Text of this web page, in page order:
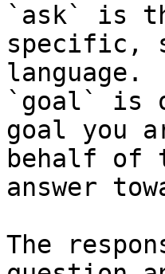
`ask` is
specific,
language.
`goal` is
goal you
behalf of
answer
The